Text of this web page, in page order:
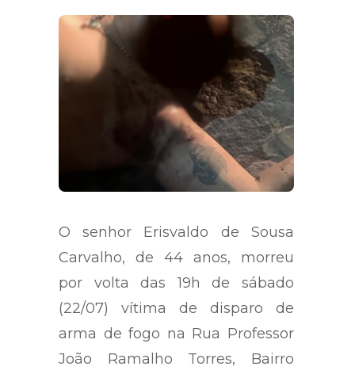
O senhor Erisvaldo de Sousa
Carvalho, de 44 anos, morreu
por volta das 19h de sábado
(22/07) vítima de disparo de
arma de fogo na Rua Professor
João Ramalho Torres, Bairro